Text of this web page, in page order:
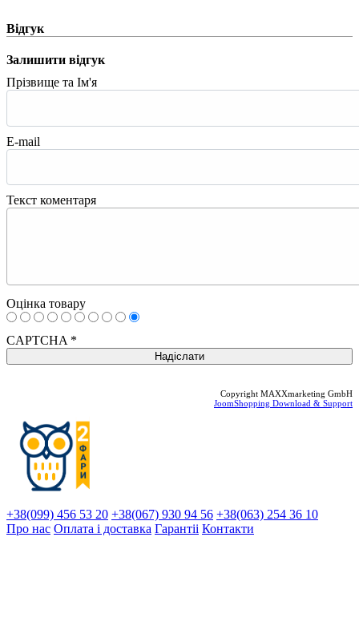
Відгук
Залишити відгук
Прізвище та Ім'я
E-mail
Текст коментаря
Оцінка товару
CAPTCHA *
Copyright MAXXmarketing GmbH
JoomShopping Download & Support
+38(099) 456 53 20 +38(067) 930 94 56 +38(063) 254 36 10
Про нас Оплата і доставка Гарантіi Контакти